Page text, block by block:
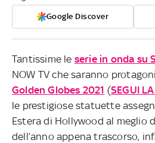
Google Discover
Tantissime le serie in onda su
NOW TV che saranno
Golden Globes 2021 (SEGUI
le prestigiose statuette
Estera di Hollywood al meglio
dell’anno appena trascorso,